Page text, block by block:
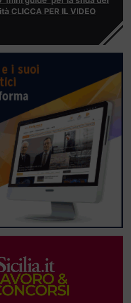
CLICCA PER IL VIDEO